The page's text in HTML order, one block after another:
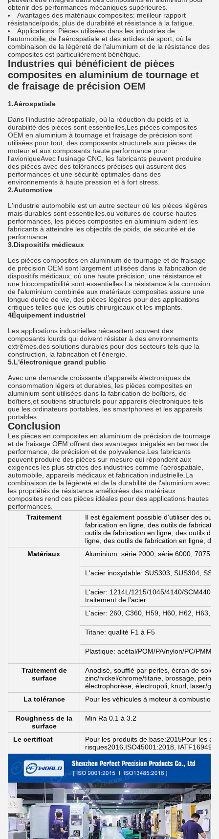
obtenir des performances mécaniques supérieures.
Avantages des matériaux composites: meilleur rapport
résistance/poids, plus de durabilité et résistance à la fatigue.
Applications: Pièces utilisées dans les industries de
l'automobile, de l'aérospatiale et des articles de sport, où la
combinaison de la légèreté de l'aluminium et de la résistance des
composites est particulièrement bénéfique.
Industries qui bénéficient de pièces
composites en aluminium de tournage et
de fraisage de précision OEM
1.Aérospatiale
Dans l'industrie aérospatiale, où la réduction du poids et la
durabilité des pièces sont essentielles,Les pièces composites
OEM en aluminium à tournage et fraisage de précision sont
utilisées pour tout, des composants structurels aux pièces de
moteur et aux composants haute performance pour
l'avioniqueAvec l'usinage CNC, les fabricants peuvent produire
des pièces avec des tolérances précises qui assurent des
performances et une sécurité optimales dans des
environnements à haute pression et à fort stress.
2.Automotive
L'industrie automobile est un autre secteur où les pièces légères
mais durables sont essentielles.ou voitures de course hautes
performances, les pièces composites en aluminium aident les
fabricants à atteindre les objectifs de poids, de sécurité et de
performance.
3.Dispositifs médicaux
Les pièces composites en aluminium de tournage et de fraisage
de précision OEM sont largement utilisées dans la fabrication de
dispositifs médicaux, où une haute précision, une résistance et
une biocompatibilité sont essentielles.La résistance à la corrosion
de l'aluminium combinée aux matériaux composites assure une
longue durée de vie, des pièces légères pour des applications
critiques telles que les outils chirurgicaux et les implants.
4Équipement industriel
Les applications industrielles nécessitent souvent des
composants lourds qui doivent résister à des environnements
extrêmes.des solutions durables pour des secteurs tels que la
construction, la fabrication et l'énergie.
5.L'électronique grand public
Avec une demande croissante d'appareils électroniques de
consommation légers et durables, les pièces composites en
aluminium sont utilisées dans la fabrication de boîtiers, de
boîtiers,et soutiens structurels pour appareils électroniques tels
que les ordinateurs portables, les smartphones et les appareils
portables.
Conclusion
Les pièces en composites en aluminium de précision de tournage
et de fraisage OEM offrent des avantages inégalés en termes de
performance, de précision et de polyvalence.Les fabricants
peuvent produire des pièces sur mesure qui répondent aux
exigences les plus strictes des industries comme l'aérospatiale,
automobile, appareils médicaux et fabrication industrielle.La
combinaison de la légèreté et de la durabilité de l'aluminium avec
les propriétés de résistance améliorées des matériaux
composites rend ces pièces idéales pour des applications hautes
performances.
Traitement
Il est également possible d'utiliser des
fabrication en ligne, des outils de
outils de fabrication en ligne, des outils
ligne, des outils de fabrication en ligne,
Matériaux
Aluminium: série 2000, série 6000, 7075,
L'acier inoxydable: SUS303, SUS304,
L'acier: 1214L/1215/1045/4140/SCM440/
traitement de l'acier.
L'acier: 260, C360, H59, H60, H62, H63,
Titane: qualité F1 à F5
Plastique: acétal/POM/PA/nylon/PC/
Traitement de
surface
Anodisé, soufflé par perles, écran de soie,
zinc/nickel/chrome/titane, brossage,
électrophorèse, électropoli, knurl, laser/
La tolérance
Pour les véhicules à moteur à combustion
Roughness de la
surface
Min Ra 0.1 à 3.2
Le certificat
Pour les produits de base:2015Pour les
risques2016,ISO45001:2018,